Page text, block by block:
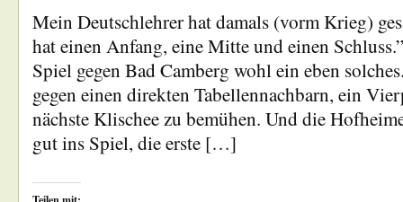
Mein Deutschlehrer hat damals (vorm Krieg)
hat einen Anfang, eine Mitte und einen
Spiel gegen Bad Camberg wohl ein eben
gegen einen direkten Tabellennachbarn, ein
nächste Klischee zu bemühen. Und die
gut ins Spiel, die erste […]